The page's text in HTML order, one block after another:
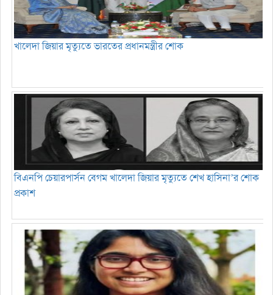
খালেদা জিয়ার মৃত্যুতে ভারতের প্রধানমন্ত্রীর শোক
বিএনপি চেয়ারপার্সন বেগম খালেদা জিয়ার মৃত্যুতে শেখ হাসিনা’র শোক
প্রকাশ